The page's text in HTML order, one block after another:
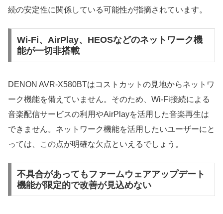
続の安定性に関係している可能性が指摘されています。
Wi-Fi、AirPlay、HEOSなどのネットワーク機
能が一切非搭載
DENON AVR-X580BTはコストカットの見地からネットワ
ーク機能を備えていません。そのため、Wi-Fi接続による
音楽配信サービスの利用やAirPlayを活用した音楽再生は
できません。ネットワーク機能を活用したいユーザーにと
っては、この点が明確な欠点といえるでしょう。
不具合があってもファームウェアアップデート
機能が限定的で改善が見込めない